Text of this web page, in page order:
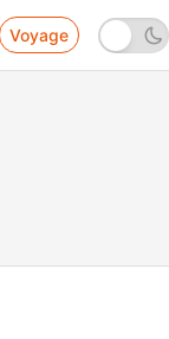
Voyage